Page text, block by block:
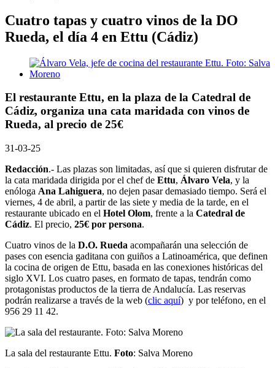
Cuatro tapas y cuatro vinos de la DO
Rueda, el día 4 en Ettu (Cádiz)
Ver
imagen
grande
El restaurante Ettu, en la plaza de la Catedral de
Cádiz, organiza una cata maridada con vinos de
Rueda, al precio de 25€
31-03-25
Redacción.- Las plazas son limitadas, así que si quieren disfrutar de
la cata maridada dirigida por el chef de Ettu, Álvaro Vela, y la
enóloga Ana Lahiguera, no dejen pasar demasiado tiempo. Será el
viernes, 4 de abril, a partir de las siete y media de la tarde, en el
restaurante ubicado en el Hotel Olom, frente a la Catedral de
Cádiz. El precio, 25€ por persona.
Cuatro vinos de la D.O. Rueda acompañarán una selección de
pases con esencia gaditana con guiños a Latinoamérica, que definen
la cocina de origen de Ettu, basada en las conexiones históricas del
siglo XVI. Los cuatro pases, en formato de tapas, tendrán como
protagonistas productos de la tierra de Andalucía. Las reservas
podrán realizarse a través de la web (clic aquí) y por teléfono, en el
956 29 11 42.
La sala del restaurante Ettu. Foto: Salva Moreno